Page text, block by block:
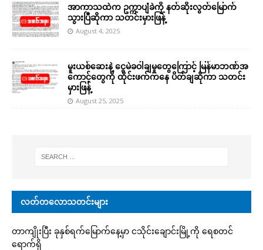
အာကာသထဲက ဥက္ကာပျံခဲကို နတ်ဆိုးလွတ်မြောက်
သွားပြီဆိုကာ သတင်းမှားဖြန့်
August 4, 2025
မူးယစ်ဆေးနဲ့ ငွေမဲခဝါချမှုတွေကြောင့် မြန်မာဘဏ်အ
ကောင့်တွေကို ထိုင်းဖက်ကနေ ပိတ်ချဆိုကာ သတင်း
မှားဖြန့်
August 25, 2025
လတ်တလောသတင်းများ
တာကျိုးပြီး ခုနှစ်ရက်မြောက်နေ့မှာ ငသိုင်းချောင်းမြို့ကို ရေစတင်
ရောက်ရှိ